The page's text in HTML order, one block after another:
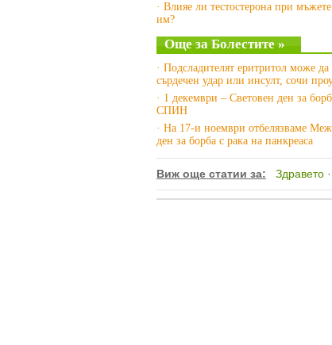
· Влияе ли тестостерона при
им?
Още за Болестите »
· Подсладителят еритритол може
сърдечен удар или инсулт, сочи
· 1 декември – Световен ден за
СПИН
· На 17-и ноември отбелязваме
ден за борба с рака на панкреаса
Виж още статии за: Здравето ·